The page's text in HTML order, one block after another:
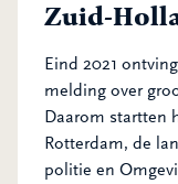
Zuid-
Eind 2021
melding over
Daarom startten
Rotterdam, de
politie en